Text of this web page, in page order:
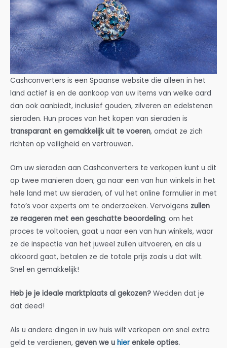
Cashconverters is een Spaanse website die alleen in het
land actief is en de aankoop van uw items van welke aard
dan ook aanbiedt, inclusief gouden, zilveren en edelstenen
sieraden. Hun proces van het kopen van sieraden is
transparant en gemakkelijk uit te voeren, omdat ze zich
richten op veiligheid en vertrouwen.
Om uw sieraden aan Cashconverters te verkopen kunt u dit
op twee manieren doen; ga naar een van hun winkels in het
hele land met uw sieraden, of vul het online formulier in met
foto’s voor experts om te onderzoeken. Vervolgens zullen
ze reageren met een geschatte beoordeling; om het
proces te voltooien, gaat u naar een van hun winkels, waar
ze de inspectie van het juweel zullen uitvoeren, en als u
akkoord gaat, betalen ze de totale prijs zoals u dat wilt.
Snel en gemakkelijk!
Heb je je ideale marktplaats al gekozen? Wedden dat je
dat deed!
Als u andere dingen in uw huis wilt verkopen om snel extra
geld te verdienen, geven we u hier enkele opties.